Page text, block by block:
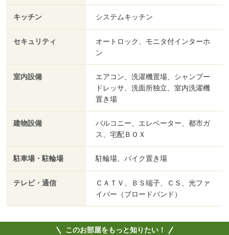
キッチン システムキッチン
セキュリティ
オートロック、モニタ付インターホ
ン
室内設備
エアコン、洗濯機置場、シャンプー
ドレッサ、洗面所独立、室内洗濯機
置き場
建物設備
バルコニー、エレベーター、都市ガ
ス、宅配ＢＯＸ
駐車場・駐輪場 駐輪場、バイク置き場
テレビ・通信
ＣＡＴＶ、ＢＳ端子、ＣＳ、光ファ
イバー（ブロードバンド）
このお部屋をもっと知りたい！